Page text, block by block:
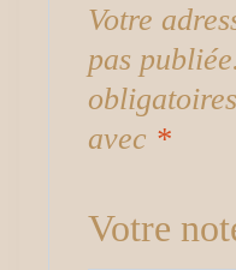
Votre
pas publiée.
avec *
Votre